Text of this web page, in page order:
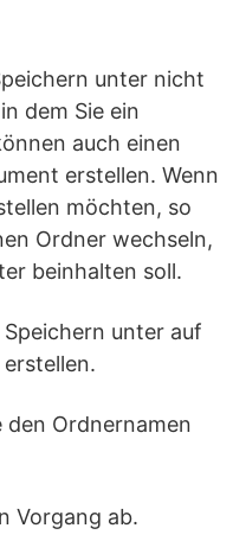
unter nicht
dem Sie ein
auch einen
erstellen. Wenn
möchten, so
Ordner wechseln,
beinhalten soll.
Speichern unter auf
den Ordnernamen
Vorgang ab.